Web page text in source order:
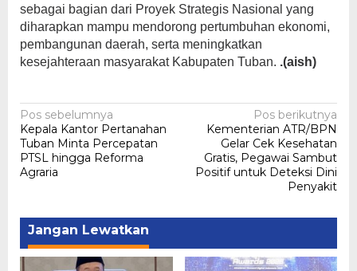
sebagai bagian dari Proyek Strategis Nasional yang
diharapkan mampu mendorong pertumbuhan ekonomi,
pembangunan daerah, serta meningkatkan
kesejahteraan masyarakat Kabupaten Tuban. .(aish)
Navigasi
pos
Pos sebelumnya
Kepala Kantor Pertanahan
Tuban Minta Percepatan
PTSL hingga Reforma
Agraria
Pos berikutnya
Kementerian ATR/BPN
Gelar Cek Kesehatan
Gratis, Pegawai Sambut
Positif untuk Deteksi Dini
Penyakit
Jangan Lewatkan